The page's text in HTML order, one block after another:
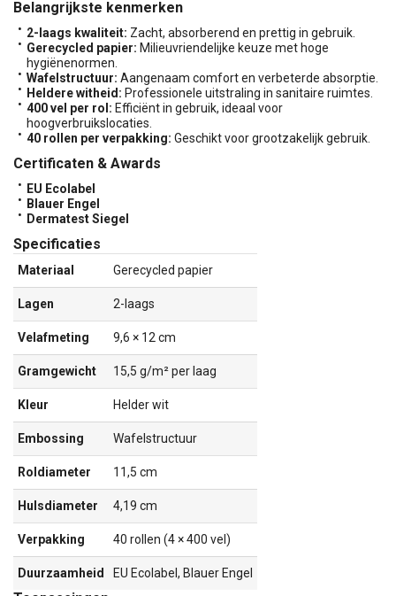
Belangrijkste kenmerken
2-laags kwaliteit: Zacht, absorberend en prettig in gebruik.
Gerecycled papier: Milieuvriendelijke keuze met hoge
hygiënenormen.
Wafelstructuur: Aangenaam comfort en verbeterde absorptie.
Heldere witheid: Professionele uitstraling in sanitaire ruimtes.
400 vel per rol: Efficiënt in gebruik, ideaal voor
hoogverbruikslocaties.
40 rollen per verpakking: Geschikt voor grootzakelijk gebruik.
Certificaten & Awards
EU Ecolabel
Blauer Engel
Dermatest Siegel
Specificaties
Materiaal Gerecycled papier
Lagen 2-laags
Velafmeting 9,6 × 12 cm
Gramgewicht 15,5 g/m² per laag
Kleur Helder wit
Embossing Wafelstructuur
Roldiameter 11,5 cm
Hulsdiameter 4,19 cm
Verpakking 40 rollen (4 × 400 vel)
Duurzaamheid EU Ecolabel, Blauer Engel